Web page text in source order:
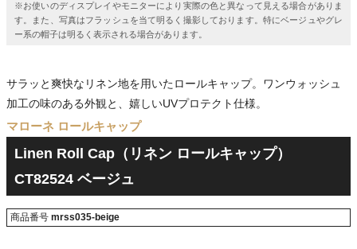
※お使いのディスプレイやモニターにより実際の色と異なって見える場合がありま
す。また、写真はフラッシュを当て明るく撮影しております。特にベージュやグレ
ー系の帽子は明るく表示される場合があります。
サラッと爽快なリネン地を用いたロールキャップ。ワンウォッシュ
加工の味のある外観と、嬉しいUVプロテクト仕様。
マローネ ロールキャップ
Linen Roll Cap（リネン ロールキャップ）
CT82524 ベージュ
商品番号 mrss035-beige